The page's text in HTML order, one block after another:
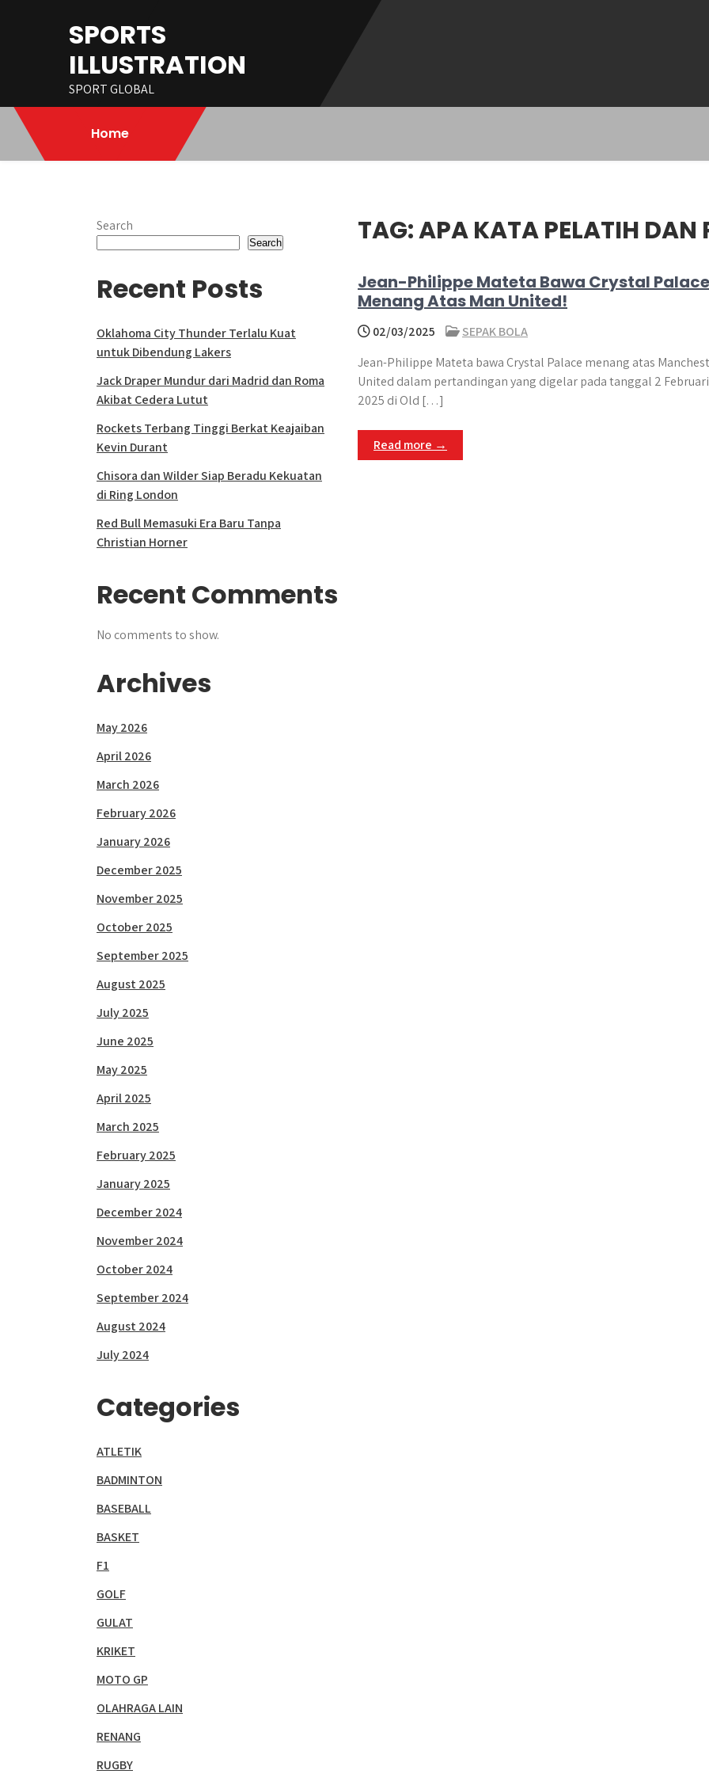
SPORTS
ILLUSTRATION
SPORT GLOBAL
Home
TAG:APA KATA PELATIH DAN
Jean-Philippe Mateta Bawa Crystal Palace
Menang Atas Man United!
02/03/2025
SEPAK BOLA
Jean-Philippe Mateta bawa Crystal Palace menang atas
United dalam pertandingan yang digelar pada tanggal 2 Februari
2025 di Old […]
Read more →
Search
Search
Recent Posts
Oklahoma City Thunder Terlalu Kuat
untuk Dibendung Lakers
Jack Draper Mundur dari Madrid dan Roma
Akibat Cedera Lutut
Rockets Terbang Tinggi Berkat Keajaiban
Kevin Durant
Chisora dan Wilder Siap Beradu Kekuatan
di Ring London
Red Bull Memasuki Era Baru Tanpa
Christian Horner
Recent Comments
No comments to show.
Archives
May 2026
April 2026
March 2026
February 2026
January 2026
December 2025
November 2025
October 2025
September 2025
August 2025
July 2025
June 2025
May 2025
April 2025
March 2025
February 2025
January 2025
December 2024
November 2024
October 2024
September 2024
August 2024
July 2024
Categories
ATLETIK
BADMINTON
BASEBALL
BASKET
F1
GOLF
GULAT
KRIKET
MOTO GP
OLAHRAGA LAIN
RENANG
RUGBY